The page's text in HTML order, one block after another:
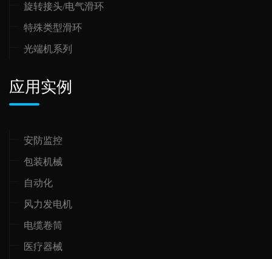
旋转接头/电气滑环
特殊类型滑环
光端机系列
应用实例
安防监控
包装机械
自动化
风力发电机
电缆卷筒
医疗器械